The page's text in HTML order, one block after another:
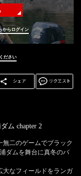
からログイン
ださい
ム chapter 2
二のゲームでブラック
ダムを舞台に真冬のバ
大なフィールドをランガ